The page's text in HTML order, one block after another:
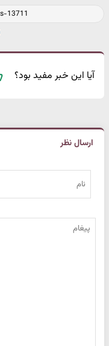
آیا این خبر مفید بود؟
ارسال نظر